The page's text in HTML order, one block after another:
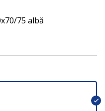
75 albă